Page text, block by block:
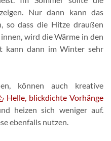
Nur dann kann das
so dass die Hitze draußen
wird die Wärme in den
kann dann im Winter sehr
können auch kreative
Helle, blickdichte Vorhänge
heizen sich weniger auf.
ebenfalls nutzen.